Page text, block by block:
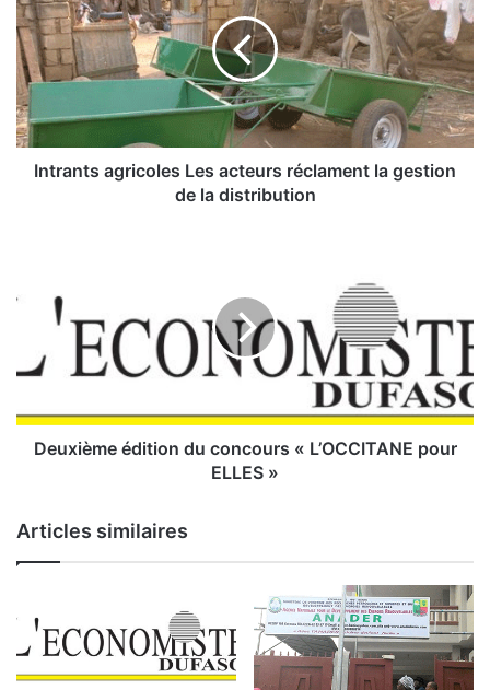
t
r
a
n
t
s
a
e
e
a
r
s
l
a
Intrants agricoles Les acteurs réclament la gestion
de la distribution
m
é
o
n
o
n
Deuxième édition du concours « L’OCCITANE pour
ELLES »
Articles similaires